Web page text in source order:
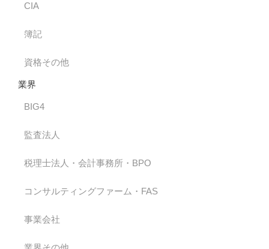
CIA
簿記
資格その他
業界
BIG4
監査法人
税理士法人・会計事務所・BPO
コンサルティングファーム・FAS
事業会社